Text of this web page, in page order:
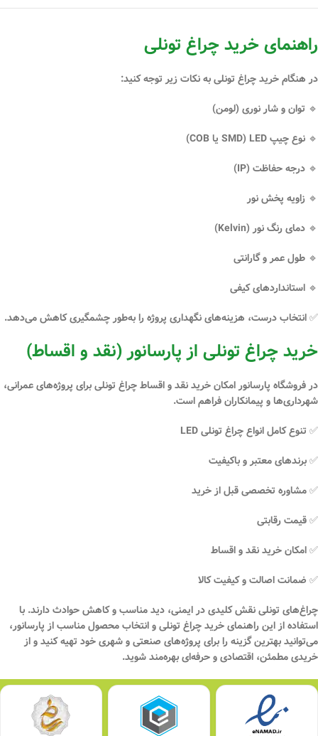
راهنمای خرید چراغ تونلی
در هنگامخرید چراغ تونلیبه نکات زیر توجه کنید:
🔹 توان و شار نوری (لومن)
🔹 نوع چیپ LED (SMD یا COB)
🔹 درجه حفاظت (IP)
🔹 زاویه پخش نور
🔹 دمای رنگ نور (Kelvin)
🔹 طول عمر و گارانتی
🔹 استانداردهای کیفی
✅ انتخاب درست، هزینه‌های نگهداری پروژه را به‌طور چشمگیری کاهش می‌دهد.
خرید چراغ تونلی از پارسانور (نقد و اقساط)
در فروشگاه پارسانورامکانخرید نقد و اقساط چراغ تونلیبرای پروژه‌های عمرانی،
شهرداری‌ها و پیمانکاران فراهم است.
✅ تنوع کامل انواع چراغ تونلی LED
✅ برندهای معتبر و باکیفیت
✅ مشاوره تخصصی قبل از خرید
✅ قیمت رقابتی
✅ امکان خرید نقد و اقساط
✅ ضمانت اصالت و کیفیت کالا
چراغ‌های تونلی نقش کلیدی درایمنی، دید مناسب و کاهش حوادثدارند. با
استفاده از اینراهنمای خرید چراغ تونلیو انتخاب محصول مناسب از پارسانور،
می‌توانید بهترین گزینه را برای پروژه‌های صنعتی و شهری خود تهیه کنید و از
خریدی مطمئن، اقتصادی و حرفه‌ایبهره‌مند شوید.